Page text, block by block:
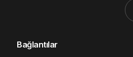
Bağlantılar